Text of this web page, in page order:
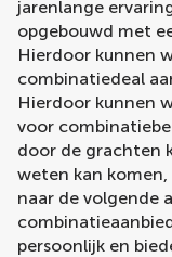
jarenlange
opgebouwd met
Hierdoor kunnen
combinatiedeal
Hierdoor kunnen
voor
door de grachten
weten kan
naar de volgende
persoonlijk en